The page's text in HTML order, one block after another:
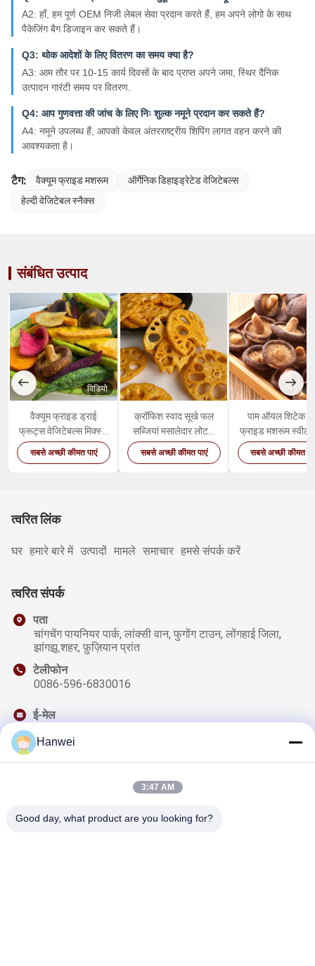
A2: हाँ, हम पूर्ण OEM निजी लेबल सेवा प्रदान करते हैं, हम अपने लोगो के साथ
पैकेजिंग बैग डिजाइन कर सकते हैं।
Q3: थोक आदेशों के लिए वितरण का समय क्या है?
A3: आम तौर पर 10-15 कार्य दिवसों के बाद प्राप्त अपने जमा, स्थिर दैनिक
उत्पादन गारंटी समय पर वितरण.
Q4: आप गुणवत्ता की जांच के लिए निः शुल्क नमूने प्रदान कर सकते हैं?
A4: नमूने उपलब्ध हैं, आपको केवल अंतरराष्ट्रीय शिपिंग लागत वहन करने की
आवश्यकता है।
टैग: वैक्यूम फ्राइड मशरूम
ऑर्गेनिक डिहाइड्रेटेड वेजिटेबल्स
हेल्दी वेजिटेबल स्नैक्स
संबंधित उत्पाद
विडियो
वैक्यूम फ्राइड ड्राई
फ्रूट्स वेजिटेबल्स मिक्स्ड
हेल्दी ऑर्गेनिक स्नैक्स
सबसे अच्छी कीमत पाएं
क्रॉफिश स्वाद सूखे फल
सब्जियां मसालेदार लोटस
रूट स्नैक्स
सबसे अच्छी कीमत पाएं
पाम ऑयल शिटेक
फ्राइड मशरूम स्वीट
वेजिटेबल स्नैक्स
सबसे अच्छी कीमत
त्वरित लिंक
घर हमारे बारे में उत्पादों मामले समाचार हमसे संपर्क करें
त्वरित संपर्क
पता
चांगचेंग पायनियर पार्क, लांक्सी वान, फुगोंग टाउन, लोंगहाई जिला,
झांगझू शहर, फ़ुज़ियान प्रांत
टेलीफोन
0086-596-6830016
ई-मेल
छूट और अधिक के लिए हमारे न्यूज़लेटर की सदस्यता लें।
Hanwei
3:47 AM
Good day, what product are you looking for?